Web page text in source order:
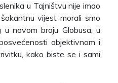
u Tajništvu nije imao
vijest morali smo
novom broju Globusa, u
objektivnom i
kako biste se i sami